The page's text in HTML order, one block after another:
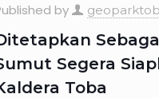
by
Segera
Toba